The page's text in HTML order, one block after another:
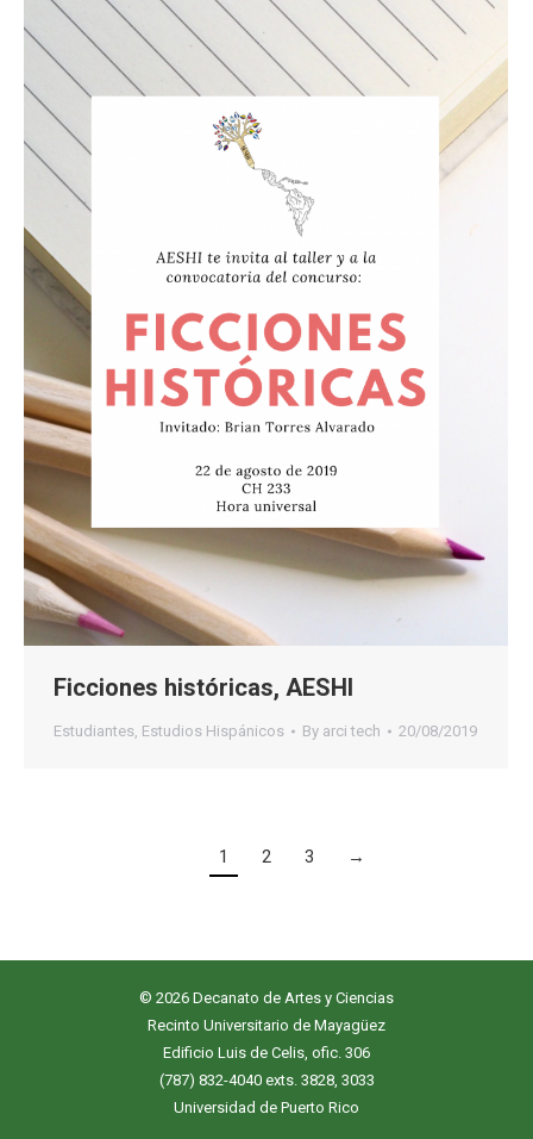
Ficciones históricas, AESHI
Estudiantes, Estudios Hispánicos By arci tech 20/08/2019
1 2 3 →
© 2026 Decanato de Artes y Ciencias
Recinto Universitario de Mayagüez
Edificio Luis de Celis, ofic. 306
(787) 832-4040 exts. 3828, 3033
Universidad de Puerto Rico